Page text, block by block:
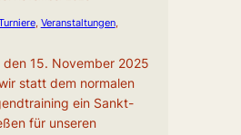
, Veranstaltungen
den 15. November 2025
statt dem normalen
ein Sankt-
für unseren